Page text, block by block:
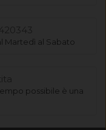
Martedì al Sabato
possibile è una